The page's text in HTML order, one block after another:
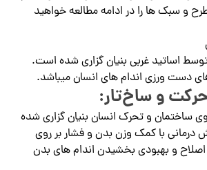
و سبک ها را در ادامه مطالعه خواهید
اساتید غربی بنیان گزاری شده است.
دست ورزی اندام های انسان میباشد.
و ساخ‌تار:
ساختمان و تحرک انسان بنیان گزاری شده
با کمک وزن بدن و فشار بر روی
و بهبودی بخشیدن اندام های بدن